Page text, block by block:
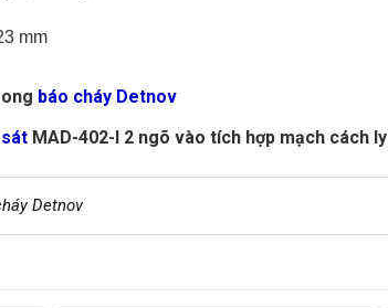
mm
báo cháy Detnov
MAD-402-I 2 ngõ vào tích hợp mạch cách ly
Detnov